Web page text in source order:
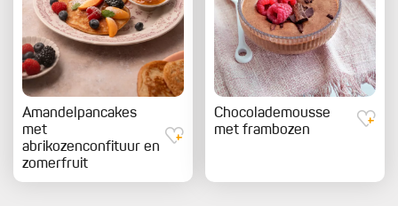
Amandelpancakes
met
abrikozenconfituur en
zomerfruit
Chocolademousse
met frambozen